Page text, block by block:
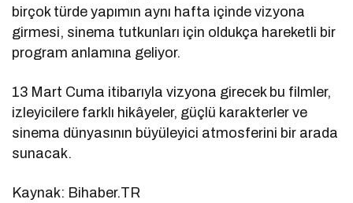
birçok türde yapımın aynı hafta içinde vizyona
girmesi, sinema tutkunları için oldukça hareketli bir
program anlamına geliyor.
13 Mart Cuma itibarıyla vizyona girecek bu filmler,
izleyicilere farklı hikâyeler, güçlü karakterler ve
sinema dünyasının büyüleyici atmosferini bir arada
sunacak.
Kaynak: Bihaber.TR